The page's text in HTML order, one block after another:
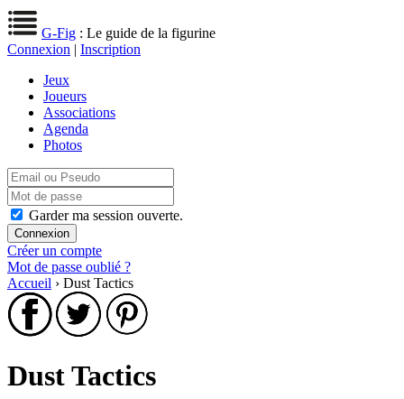
G-Fig : Le guide de la figurine
Connexion | Inscription
Jeux
Joueurs
Associations
Agenda
Photos
Garder ma session ouverte.
Créer un compte
Mot de passe oublié ?
Accueil › Dust Tactics
Dust Tactics